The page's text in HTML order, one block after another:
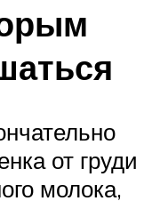
от груди
молока,